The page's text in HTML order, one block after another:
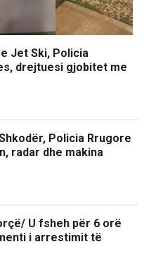
Jet Ski, Policia
drejtuesi gjobitet me
Policia Rrugore
radar dhe makina
U fsheh për 6 orë
i arrestimit të